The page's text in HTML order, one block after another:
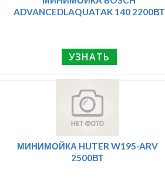
ADVANCEDLAQUATAK 140 2200ВТ
УЗНАТЬ
МИНИМОЙКА HUTER W195-ARV
2500ВТ